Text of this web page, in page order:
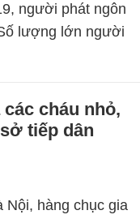
người phát ngôn
lượng lớn người
cháu nhỏ,
tiếp dân
hàng chục gia